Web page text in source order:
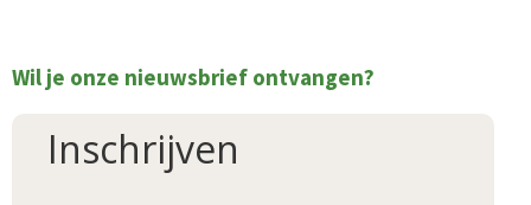
Wil je onze nieuwsbrief ontvangen?
Inschrijven